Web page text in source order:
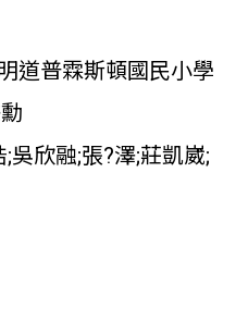
道普霖斯頓國民小學
吳欣融;張?澤;莊凱崴;